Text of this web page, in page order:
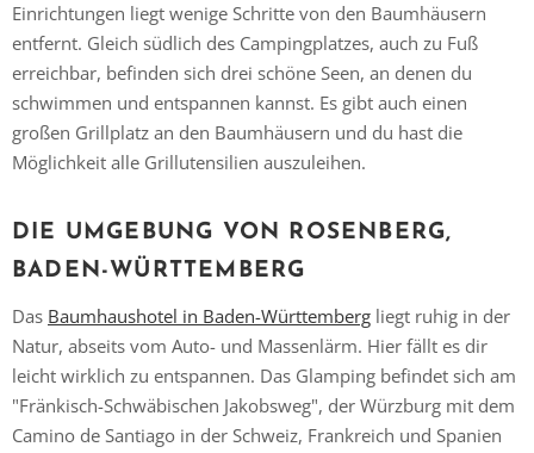
Einrichtungen liegt wenige Schritte von den Baumhäusern
entfernt. Gleich südlich des Campingplatzes, auch zu Fuß
erreichbar, befinden sich drei schöne Seen, an denen du
schwimmen und entspannen kannst. Es gibt auch einen
großen Grillplatz an den Baumhäusern und du hast die
Möglichkeit alle Grillutensilien auszuleihen.
DIE UMGEBUNG VON ROSENBERG,
BADEN-WÜRTTEMBERG
Das Baumhaushotel in Baden-Württemberg liegt ruhig in der
Natur, abseits vom Auto- und Massenlärm. Hier fällt es dir
leicht wirklich zu entspannen. Das Glamping befindet sich am
"Fränkisch-Schwäbischen Jakobsweg", der Würzburg mit dem
Camino de Santiago in der Schweiz, Frankreich und Spanien